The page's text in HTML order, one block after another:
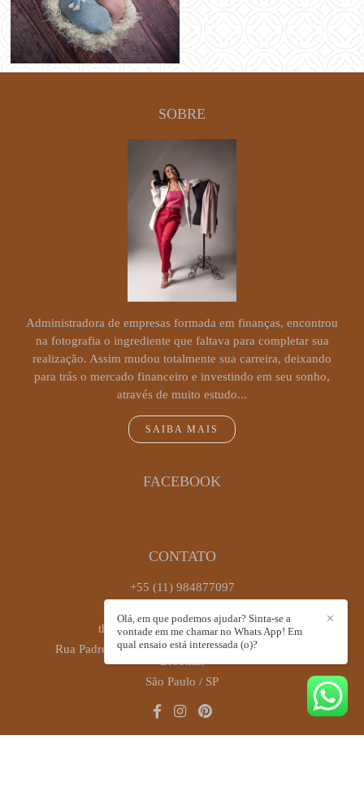
SOBRE
Administradora de empresas formada em finanças, encontrou
na fotografia o ingrediente que faltava para completar sua
realização. Assim mudou totalmente sua carreira, deixando
para trás o mercado financeiro e investindo em seu sonho,
através de muito estudo...
SAIBA MAIS
FACEBOOK
CONTATO
+55 (11) 984877097
thaiscastrofotografia@gmail.com
Rua Padre Antônio José dos Santos, 449, sala 72 -
Brooklin
São Paulo / SP
✕
Olá, em que podemos ajudar? Sinta-se a
vontade em me chamar no Whats App! Em
qual ensaio está interessada (o)?